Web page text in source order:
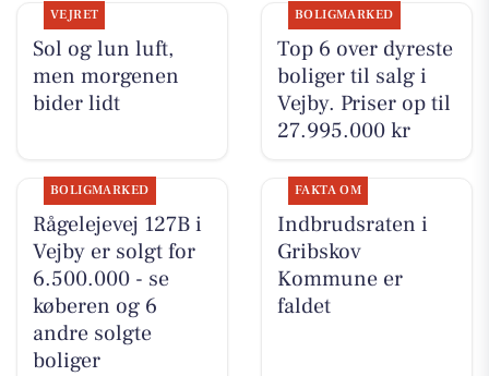
VEJRET
Sol og lun luft,
men morgenen
bider lidt
BOLIGMARKED
Top 6 over dyreste
boliger til salg i
Vejby. Priser op til
27.995.000 kr
BOLIGMARKED
Rågelejevej 127B i
Vejby er solgt for
6.500.000 - se
køberen og 6
andre solgte
boliger
FAKTA OM
Indbrudsraten i
Gribskov
Kommune er
faldet